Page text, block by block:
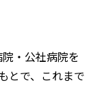
・公社病院を
とで、これまで